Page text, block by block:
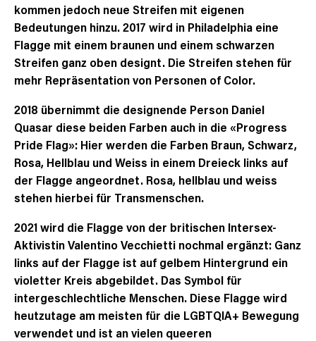
kommen jedoch neue Streifen mit eigenen
Bedeutungen hinzu. 2017 wird in Philadelphia eine
Flagge mit einem braunen und einem schwarzen
Streifen ganz oben designt. Die Streifen stehen für
mehr Repräsentation von Personen of Color.
2018 übernimmt die designende Person Daniel
Quasar diese beiden Farben auch in die «Progress
Pride Flag»: Hier werden die Farben Braun, Schwarz,
Rosa, Hellblau und Weiss in einem Dreieck links auf
der Flagge angeordnet. Rosa, hellblau und weiss
stehen hierbei für Transmenschen.
2021 wird die Flagge von der britischen Intersex-
Aktivistin Valentino Vecchietti nochmal ergänzt: Ganz
links auf der Flagge ist auf gelbem Hintergrund ein
violetter Kreis abgebildet. Das Symbol für
intergeschlechtliche Menschen. Diese Flagge wird
heutzutage am meisten für die LGBTQIA+ Bewegung
verwendet und ist an vielen queeren